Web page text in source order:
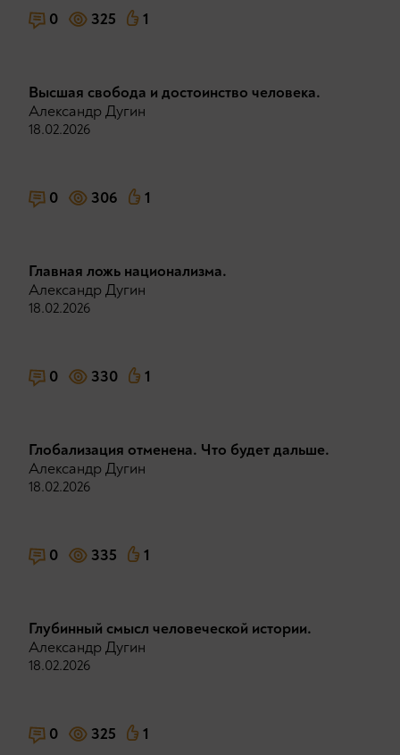
0 325 1
Высшая свобода и достоинство человека.
Александр Дугин
18.02.2026
0 306 1
Главная ложь национализма.
Александр Дугин
18.02.2026
0 330 1
Глобализация отменена. Что будет дальше.
Александр Дугин
18.02.2026
0 335 1
Глубинный смысл человеческой истории.
Александр Дугин
18.02.2026
0 325 1